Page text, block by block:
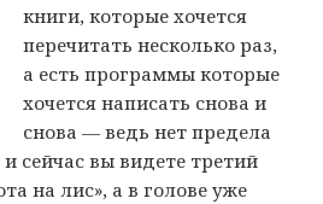
книги, которые хочется
перечитать несколько раз,
а есть программы которые
хочется написать снова и
снова — ведь нет предела
сейчас вы видете третий
на лис», а в голове уже